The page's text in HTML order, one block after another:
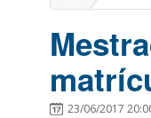
23/06/2017